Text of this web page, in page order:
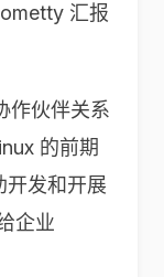
汇报
作伙伴关系
的前期
开发和开展
企业